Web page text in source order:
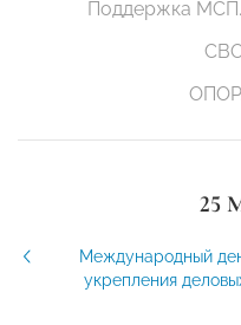
Поддержка
25
Международный
укрепления